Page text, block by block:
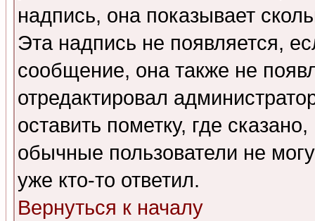
надпись, она показывает
Эта надпись не появляется,
сообщение, она также не
отредактировал
оставить пометку, где
обычные пользователи не
уже кто-то ответил.
Вернуться к началу